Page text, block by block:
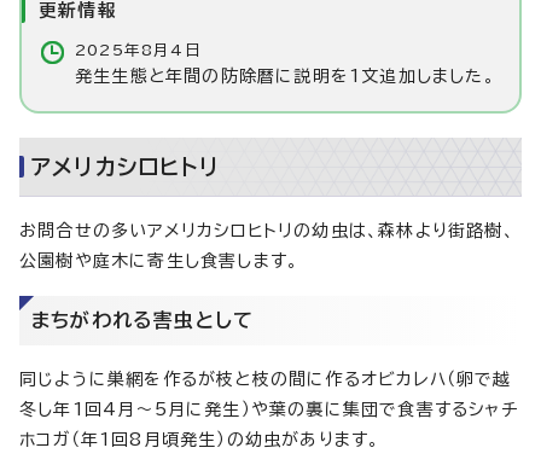
更新情報
2025年8月4日
発生生態と年間の防除暦に説明を1文追加しました。
アメリカシロヒトリ
お問合せの多いアメリカシロヒトリの幼虫は、森林より街路樹、
公園樹や庭木に寄生し食害します。
まちがわれる害虫として
同じように巣網を作るが枝と枝の間に作るオビカレハ（卵で越
冬し年1回4月～5月に発生）や葉の裏に集団で食害するシャチ
ホコガ（年1回8月頃発生）の幼虫があります。